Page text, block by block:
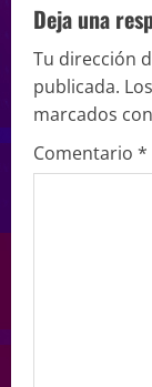
Deja una
Tu dirección
publicada.
marcados con
Comentario *